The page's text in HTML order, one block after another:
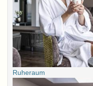
Ruheraum